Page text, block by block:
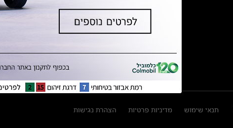
הודעה על הטבות לרכבי מרצדס בהסדר
תנאי שימוש מדיניות פרטיות הצהרת נגישות